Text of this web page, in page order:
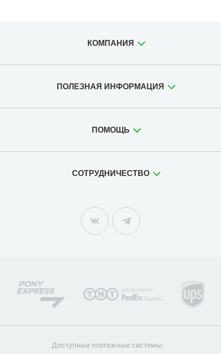
КОМПАНИЯ
ПОЛЕЗНАЯ ИНФОРМАЦИЯ
ПОМОЩЬ
СОТРУДНИЧЕСТВО
Доступные платежные системы: